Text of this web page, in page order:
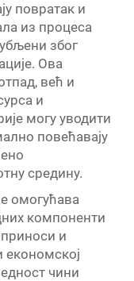
повратак и
из процеса
због
Ова
већ и
и
могу уводити
повећавају
средину.
омогућава
компоненти
и
чини